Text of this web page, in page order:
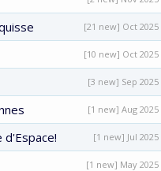
[21 new] Oct 2025
[10 new] Oct 2025
[3 new] Sep 2025
[1 new] Aug 2025
d'Espace! [1 new] Jul 2025
[1 new] May 2025